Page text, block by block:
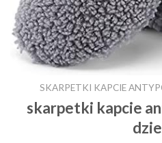
SKARPETKI KAPCIE
skarpetki kapcie